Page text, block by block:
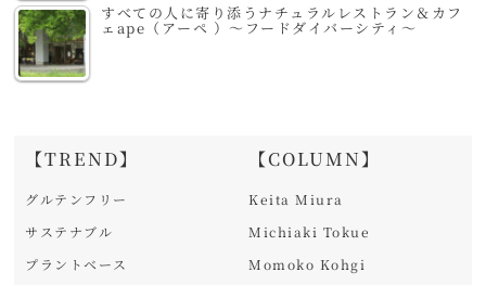
すべての人に寄り添うナチュラルレストラン＆カフ
ェape（アーペ ）～フードダイバーシティ～
【TREND】
グルテンフリー
サステナブル
プラントベース
【COLUMN】
Keita Miura
Michiaki Tokue
Momoko Kohgi